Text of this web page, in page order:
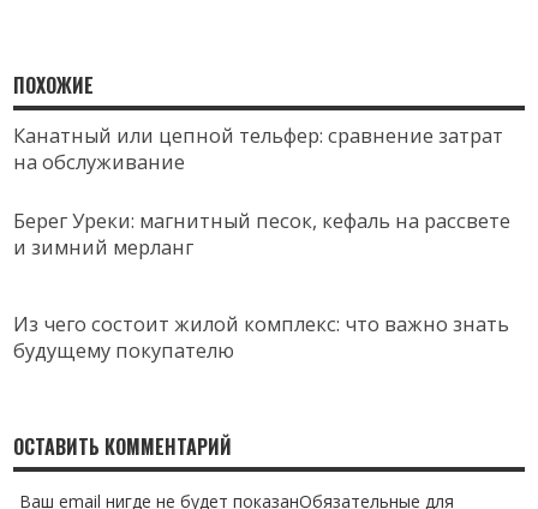
ПОХОЖИЕ
Канатный или цепной тельфер: сравнение затрат
на обслуживание
Берег Уреки: магнитный песок, кефаль на рассвете
и зимний мерланг
Из чего состоит жилой комплекс: что важно знать
будущему покупателю
ОСТАВИТЬ КОММЕНТАРИЙ
Ваш email нигде не будет показанОбязательные для